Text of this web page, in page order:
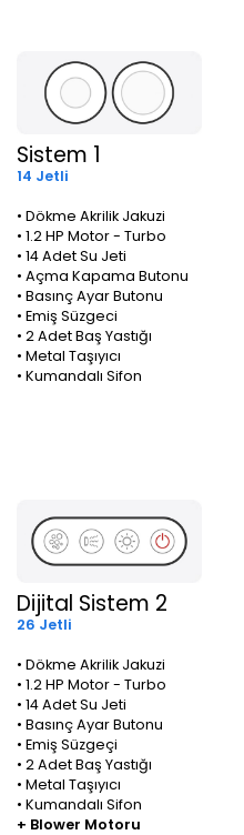
Sistem 1
14 Jetli
• Dökme Akrilik Jakuzi
• 1.2 HP Motor - Turbo
• 14 Adet Su Jeti
• Açma Kapama Butonu
• Basınç Ayar Butonu
• Emiş Süzgeci
• 2 Adet Baş Yastığı
• Metal Taşıyıcı
• Kumandalı Sifon
Dijital Sistem 2
26 Jetli
• Dökme Akrilik Jakuzi
• 1.2 HP Motor - Turbo
• 14 Adet Su Jeti
• Basınç Ayar Butonu
• Emiş Süzgeçi
• 2 Adet Baş Yastığı
• Metal Taşıyıcı
• Kumandalı Sifon
+ Blower Motoru